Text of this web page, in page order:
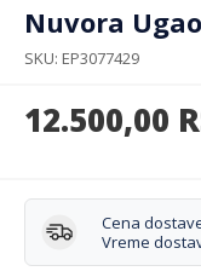
Nuvora
SKU EP3077429
12.500,00
Cena
Vreme